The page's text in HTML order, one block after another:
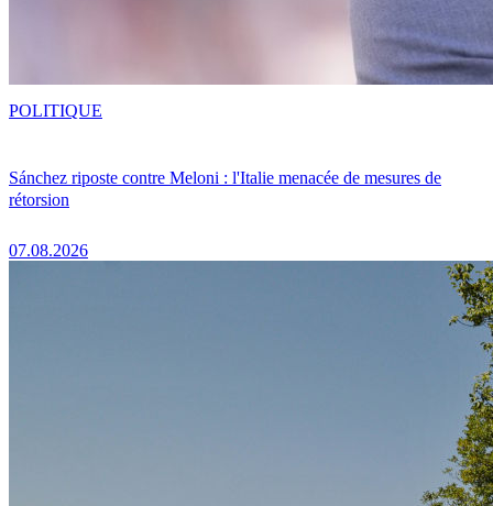
Sánchez riposte contre Meloni : l'Italie menacée de mesures de
rétorsion
07.08.2026
POLITIQUE